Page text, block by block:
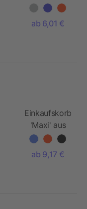
Polyester
ab 6,01 €
Einkaufskorb
'Maxi' aus
Polyester
ab 9,17 €